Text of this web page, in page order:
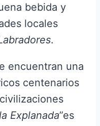
bebida y
locales
.
encuentran una
centenarios
Explanada”es